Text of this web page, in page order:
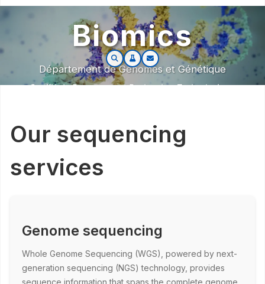
Biomics
Département de Génomes et Génétique
Certifié de Ressources et Recherches Technologiques
Our sequencing
services
Genome sequencing
Whole Genome Sequencing (WGS), powered by next-
generation sequencing (NGS) technology, provides
sequence information that spans the complete genome,